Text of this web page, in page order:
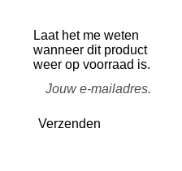
Laat het me weten
wanneer dit product
weer op voorraad is.
Verzenden